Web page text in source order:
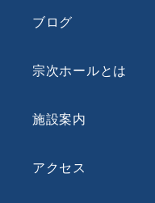
ブログ
宗次ホールとは
施設案内
アクセス